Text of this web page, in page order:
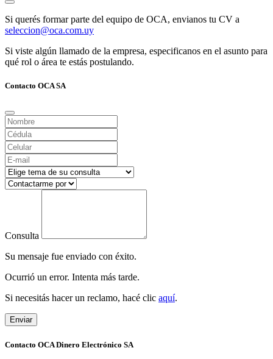
Si querés formar parte del equipo de OCA, envianos tu CV a
seleccion@oca.com.uy
Si viste algún llamado de la empresa, especificanos en el asunto para
qué rol o área te estás postulando.
Contacto OCA SA
Consulta
Su mensaje fue enviado con éxito.
Ocurrió un error. Intenta más tarde.
Si necesitás hacer un reclamo, hacé clic aquí.
Enviar
Contacto OCA Dinero Electrónico SA